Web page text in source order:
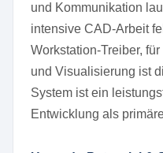
und Kommunikation
intensive CAD-Arbeit
Workstation-Treiber,
und Visualisierung ist
System ist ein
Entwicklung als